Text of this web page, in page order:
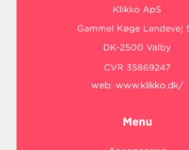
web: www.klikko.dk/
Menu